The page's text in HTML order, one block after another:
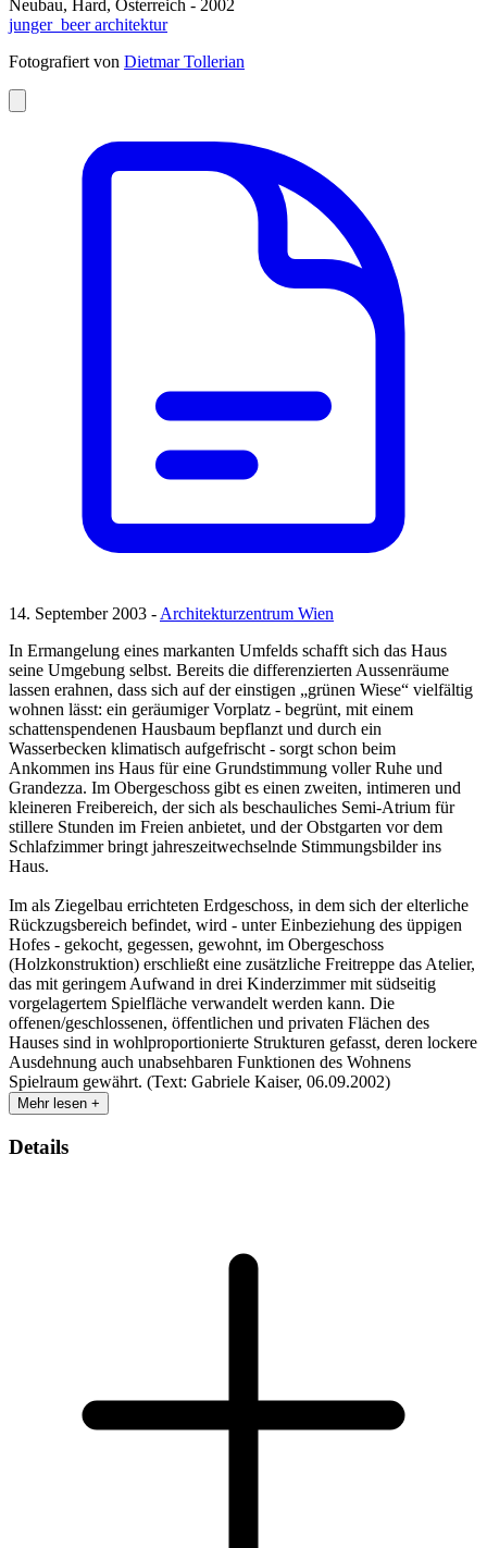
Neubau, Hard, Österreich - 2002
junger_beer architektur
Fotografiert von Dietmar Tollerian
14. September 2003 -Architekturzentrum Wien
In Ermangelung eines markanten Umfelds schafft sich das Haus
seine Umgebung selbst. Bereits die differenzierten Aussenräume
lassen erahnen, dass sich auf der einstigen „grünen Wiese“ vielfältig
wohnen lässt: ein geräumiger Vorplatz - begrünt, mit einem
schattenspendenen Hausbaum bepflanzt und durch ein
Wasserbecken klimatisch aufgefrischt - sorgt schon beim
Ankommen ins Haus für eine Grundstimmung voller Ruhe und
Grandezza. Im Obergeschoss gibt es einen zweiten, intimeren und
kleineren Freibereich, der sich als beschauliches Semi-Atrium für
stillere Stunden im Freien anbietet, und der Obstgarten vor dem
Schlafzimmer bringt jahreszeitwechselnde Stimmungsbilder ins
Haus.
Im als Ziegelbau errichteten Erdgeschoss, in dem sich der elterliche
Rückzugsbereich befindet, wird - unter Einbeziehung des üppigen
Hofes - gekocht, gegessen, gewohnt, im Obergeschoss
(Holzkonstruktion) erschließt eine zusätzliche Freitreppe das Atelier,
das mit geringem Aufwand in drei Kinderzimmer mit südseitig
vorgelagertem Spielfläche verwandelt werden kann. Die
offenen/geschlossenen, öffentlichen und privaten Flächen des
Hauses sind in wohlproportionierte Strukturen gefasst, deren lockere
Ausdehnung auch unabsehbaren Funktionen des Wohnens
Spielraum gewährt. (Text: Gabriele Kaiser, 06.09.2002)
Mehr lesen +
Details